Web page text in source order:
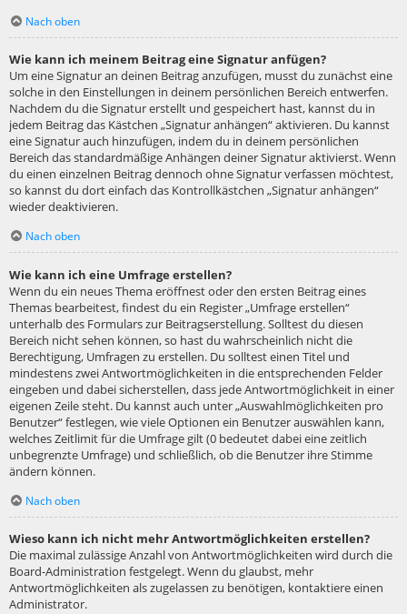
Nach oben
Wie kann ich meinem Beitrag eine Signatur anfügen?
Um eine Signatur an deinen Beitrag anzufügen, musst du zunächst eine
solche in den Einstellungen in deinem persönlichen Bereich entwerfen.
Nachdem du die Signatur erstellt und gespeichert hast, kannst du in
jedem Beitrag das Kästchen „Signatur anhängen“ aktivieren. Du kannst
eine Signatur auch hinzufügen, indem du in deinem persönlichen
Bereich das standardmäßige Anhängen deiner Signatur aktivierst. Wenn
du einen einzelnen Beitrag dennoch ohne Signatur verfassen möchtest,
so kannst du dort einfach das Kontrollkästchen „Signatur anhängen“
wieder deaktivieren.
Nach oben
Wie kann ich eine Umfrage erstellen?
Wenn du ein neues Thema eröffnest oder den ersten Beitrag eines
Themas bearbeitest, findest du ein Register „Umfrage erstellen“
unterhalb des Formulars zur Beitragserstellung. Solltest du diesen
Bereich nicht sehen können, so hast du wahrscheinlich nicht die
Berechtigung, Umfragen zu erstellen. Du solltest einen Titel und
mindestens zwei Antwortmöglichkeiten in die entsprechenden Felder
eingeben und dabei sicherstellen, dass jede Antwortmöglichkeit in einer
eigenen Zeile steht. Du kannst auch unter „Auswahlmöglichkeiten pro
Benutzer“ festlegen, wie viele Optionen ein Benutzer auswählen kann,
welches Zeitlimit für die Umfrage gilt (0 bedeutet dabei eine zeitlich
unbegrenzte Umfrage) und schließlich, ob die Benutzer ihre Stimme
ändern können.
Nach oben
Wieso kann ich nicht mehr Antwortmöglichkeiten erstellen?
Die maximal zulässige Anzahl von Antwortmöglichkeiten wird durch die
Board-Administration festgelegt. Wenn du glaubst, mehr
Antwortmöglichkeiten als zugelassen zu benötigen, kontaktiere einen
Administrator.